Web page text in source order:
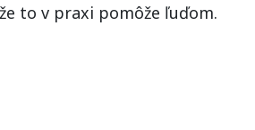
to v praxi pomôže ľuďom.